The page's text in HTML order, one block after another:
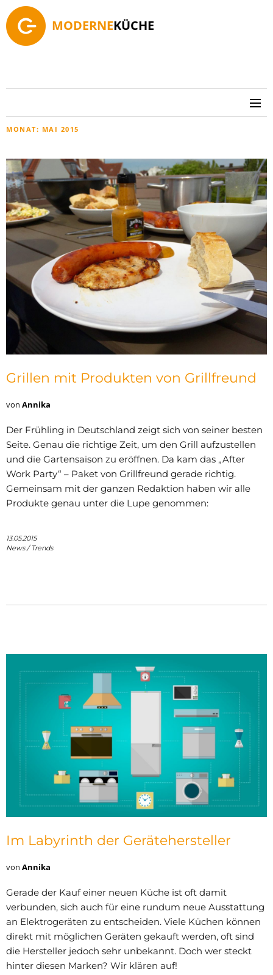
MODERNEKÜCHE
MONAT: MAI 2015
Grillen mit Produkten von Grillfreund
von Annika
Der Frühling in Deutschland zeigt sich von seiner besten
Seite. Genau die richtige Zeit, um den Grill aufzustellen
und die Gartensaison zu eröffnen. Da kam das „After
Work Party“ – Paket von Grillfreund gerade richtig.
Gemeinsam mit der ganzen Redaktion haben wir alle
Produkte genau unter die Lupe genommen:
13.05.2015
News/ Trends
Im Labyrinth der Gerätehersteller
von Annika
Gerade der Kauf einer neuen Küche ist oft damit
verbunden, sich auch für eine rundum neue Ausstattung
an Elektrogeräten zu entscheiden. Viele Küchen können
direkt mit möglichen Geräten gekauft werden, oft sind
die Hersteller jedoch sehr unbekannt. Doch wer steckt
hinter diesen Marken? Wir klären auf!